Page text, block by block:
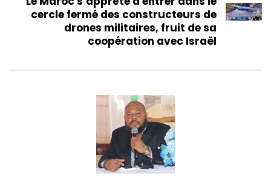
cercle fermé des constructeurs de
drones militaires, fruit de sa
coopération avec Israël